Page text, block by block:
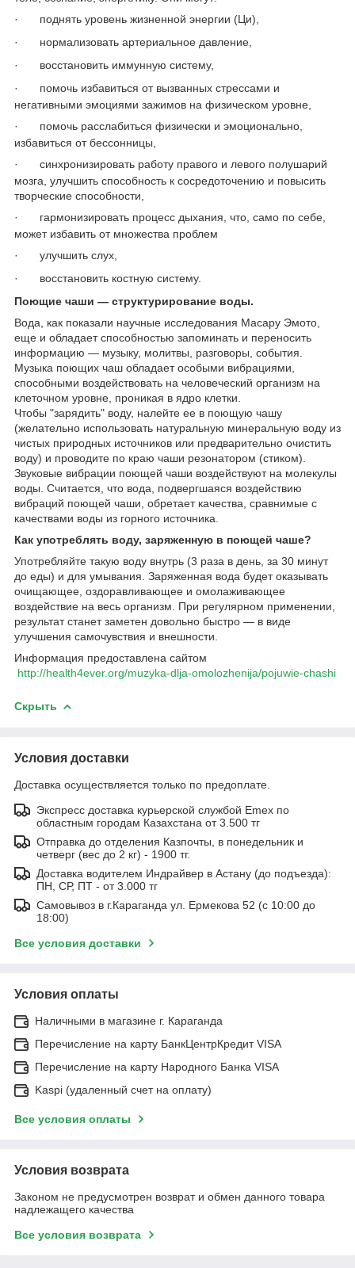
·
поднять уровень жизненной энергии (Ци),
·
нормализовать артериальное давление,
·
восстановить иммунную систему,
·
помочь избавиться от вызванных стрессами и
негативными эмоциями зажимов на физическом уровне,
·
помочь расслабиться физически и эмоционально,
избавиться от бессонницы,
·
синхронизировать работу правого и левого полушарий
мозга, улучшить способность к сосредоточению и повысить
творческие способности,
·
гармонизировать процесс дыхания, что, само по себе,
может избавить от множества проблем
·
улучшить слух,
·
восстановить костную систему.
Поющие чаши ― структурирование воды.
Вода, как показали научные исследования Масару Эмото,
еще и обладает способностью запоминать и переносить
информацию ― музыку, молитвы, разговоры, события.
Музыка поющих чаш обладает особыми вибрациями,
способными воздействовать на человеческий организм на
клеточном уровне, проникая в ядро клетки.
Чтобы "зарядить" воду, налейте ее в поющую чашу
(желательно использовать натуральную минеральную воду из
чистых природных источников или предварительно очистить
воду) и проводите по краю чаши резонатором (стиком).
Звуковые вибрации поющей чаши воздействуют на молекулы
воды. Считается, что вода, подвергшаяся воздействию
вибраций поющей чаши, обретает качества, сравнимые с
качествами воды из горного источника.
Как употреблять воду, заряженную в поющей чаше?
Употребляйте такую воду внутрь (3 раза в день, за 30 минут
до еды) и для умывания. Заряженная вода будет оказывать
очищающее, оздоравливающее и омолаживающее
воздействие на весь организм. При регулярном применении,
результат станет заметен довольно быстро ― в виде
улучшения самочувствия и внешности.
Информация предоставлена сайтом
http://health4ever.org/muzyka-dlja-omolozhenija/pojuwie-chashi
Скрыть
Условия доставки
Доставка осуществляется только по предоплате.
Экспресс доставка курьерской службой Emex по
областным городам Казахстана от 3.500 тг
Отправка до отделения Казпочты, в понедельник и
четверг (вес до 2 кг) - 1900 тг.
Доставка водителем Индрайвер в Астану (до подъезда):
ПН, СР, ПТ - от 3.000 тг
Самовывоз в г.Караганда ул. Ермекова 52 (с 10:00 до
18:00)
Все условия доставки
Условия оплаты
Наличными в магазине г. Караганда
Перечисление на карту БанкЦентрКредит VISA
Перечисление на карту Народного Банка VISA
Kaspi (удаленный счет на оплату)
Все условия оплаты
Условия возврата
Законом не предусмотрен возврат и обмен данного товара
надлежащего качества
Все условия возврата